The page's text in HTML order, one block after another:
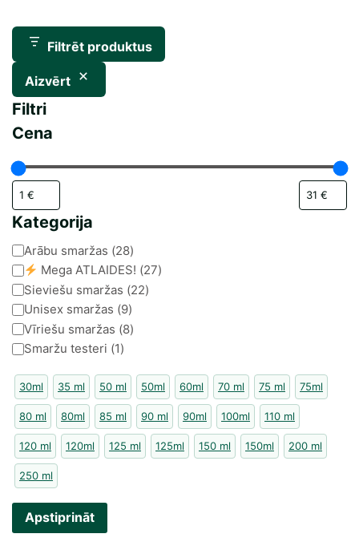
Filtrēt produktus
Aizvērt
Filtri
Cena
Kategorija
Kategorija
Arābu smaržas (28)
Mega ATLAIDES! (27)
Sieviešu smaržas (22)
Unisex smaržas (9)
Vīriešu smaržas (8)
Smaržu testeri (1)
30ml 35 ml 50 ml 50ml 60ml 70 ml 75 ml 75ml
80 ml 80ml 85 ml 90 ml 90ml 100ml 110 ml
120 ml 120ml 125 ml 125ml 150 ml 150ml 200 ml
250 ml
Apstiprināt